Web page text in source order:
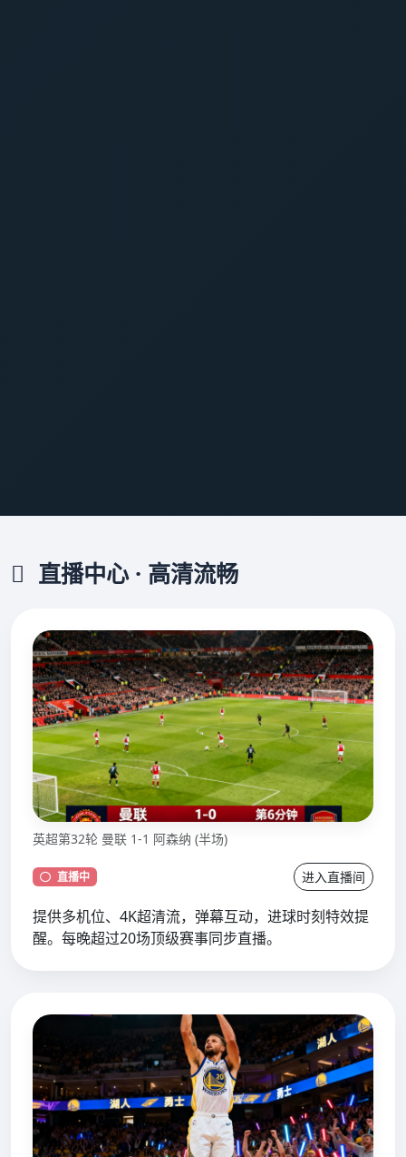
直播中心 · 高清流畅
英超第32轮 曼联 1-1 阿森纳 (半场)
直播中 进入直播间
提供多机位、4K超清流，弹幕互动，进球时刻特效提
醒。每晚超过20场顶级赛事同步直播。